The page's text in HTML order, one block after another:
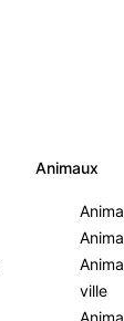
Animaux
ville